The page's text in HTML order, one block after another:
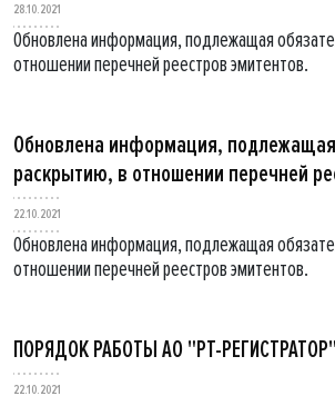
28.10.2021
Обновлена информация, подлежащая
отношении перечней реестров эмитентов.
Обновлена информация,
раскрытию, в отношении перечней
22.10.2021
Обновлена информация, подлежащая
отношении перечней реестров эмитентов.
ПОРЯДОК РАБОТЫ АО "РТ-РЕГИСТРАТОР"
22.10.2021